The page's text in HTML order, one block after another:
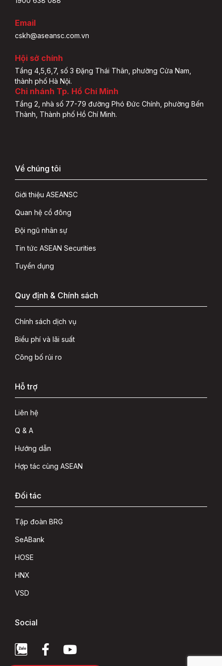
Email
cskh@aseansc.com.vn
Hội sở chính
Tầng 4,5,6,7, số 3 Đặng Thái Thân, phường Cửa Nam,
thành phố Hà Nội.
Chi nhánh Tp. Hồ Chí Minh
Tầng 2, nhà số 77-79 đường Phó Đức Chính, phường Bến
Thành, Thành phố Hồ Chí Minh.
Về chúng tôi
Giới thiệu ASEANSC
Quan hệ cổ đông
Đội ngũ nhân sự
Tin tức ASEAN Securities
Tuyển dụng
Quy định & Chính sách
Chính sách dịch vụ
Biểu phí và lãi suất
Công bố rủi ro
Hỗ trợ
Liên hệ
Q & A
Hướng dẫn
Hợp tác cùng ASEAN
Đối tác
Tập đoàn BRG
SeABank
HOSE
HNX
VSD
Social